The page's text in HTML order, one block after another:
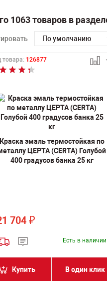
1063 товаров в
По умолчанию
товара: 126877
эмаль термостойкая по
ЦЕРТА (CERTA) Голубой
400 градусов банка 25 кг
704 ₽
Есть в наличии
Купить В один клик